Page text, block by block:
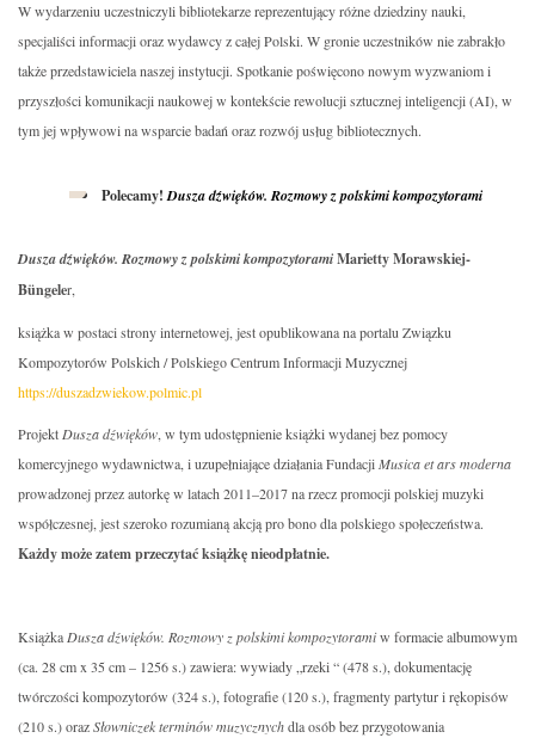
W wydarzeniu uczestniczyli bibliotekarze reprezentujący różne dziedziny nauki,
specjaliści informacji oraz wydawcy z całej Polski. W gronie uczestników nie zabrakło
także przedstawiciela naszej instytucji. Spotkanie poświęcono nowym wyzwaniom i
przyszłości komunikacji naukowej w kontekście rewolucji sztucznej inteligencji (AI), w
tym jej wpływowi na wsparcie badań oraz rozwój usług bibliotecznych.
Polecamy!Dusza dźwięków. Rozmowy z polskimi kompozytorami
Dusza dźwięków. Rozmowy z polskimi kompozytoramiMarietty Morawskiej-
Büngeler,
książka w postaci strony internetowej, jest opublikowana na portalu Związku
Kompozytorów Polskich / Polskiego Centrum Informacji Muzycznej
https://duszadzwiekow.polmic.pl
Projekt Dusza dźwięków , w tym udostępnienie książki wydanej bez pomocy
komercyjnego wydawnictwa, i uzupełniające działania FundacjiMusica et ars moderna
prowadzonej przez autorkę w latach 2011–2017 na rzecz promocji polskiej muzyki
współczesnej, jest szeroko rozumianą akcją pro bono dla polskiego społeczeństwa.
Każdy może zatem przeczytać książkę nieodpłatnie.
Książka Dusza dźwięków. Rozmowy z polskimi kompozytoramiw formacie albumowym
(ca. 28 cm x 35 cm – 1256 s.) zawiera: wywiady „rzeki “ (478 s.), dokumentację
twórczości kompozytorów (324 s.), fotografie (120 s.), fragmenty partytur i rękopisów
(210 s.) orazSłowniczek terminów muzycznychdla osób bez przygotowania